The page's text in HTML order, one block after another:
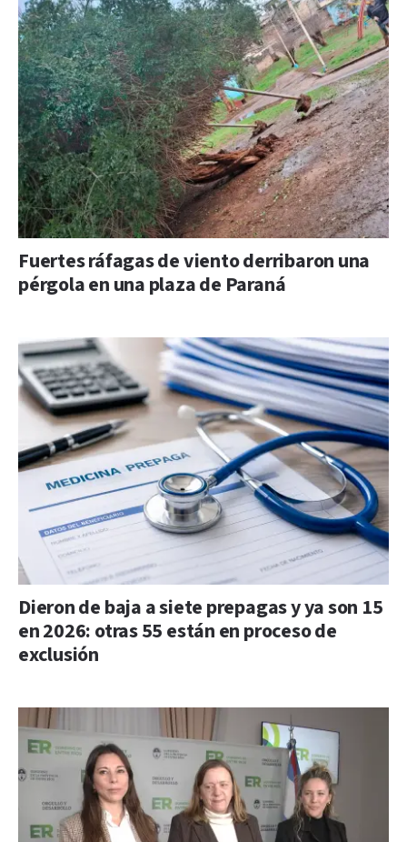
Fuertes ráfagas de viento derribaron una
pérgola en una plaza de Paraná
Dieron de baja a siete prepagas y ya son 15
en 2026: otras 55 están en proceso de
exclusión